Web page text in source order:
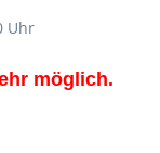
Uhr
möglich.